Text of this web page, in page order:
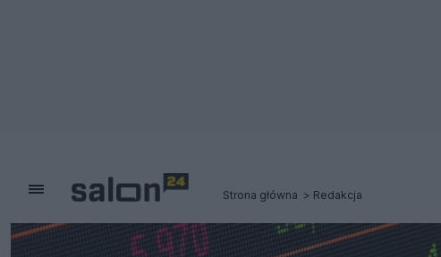
Strona główna Redakcja